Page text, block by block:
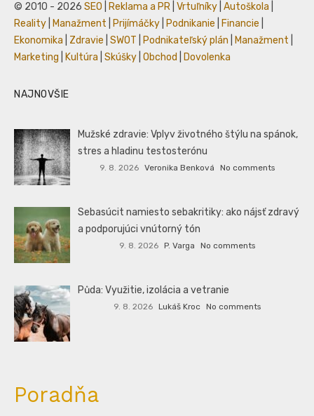
© 2010 - 2026 SEO Reklama a PR Vrtuľníky Autoškola
Reality
Manažment Prijímáčky Podnikanie Financie
Ekonomika
Zdravie SWOT Podnikateľský plán Manažment
Marketing
Kultúra Skúšky Obchod Dovolenka
NAJNOVŠIE
Mužské zdravie: Vplyv životného štýlu na spánok,
stres a hladinu testosterónu
9. 8. 2026 Veronika Benková No comments
Sebasúcit namiesto sebakritiky: ako nájsť zdravý
a podporujúci vnútorný tón
9. 8. 2026 P. Varga No comments
Půda: Využitie, izolácia a vetranie
9. 8. 2026 Lukáš Kroc No comments
Poradňa